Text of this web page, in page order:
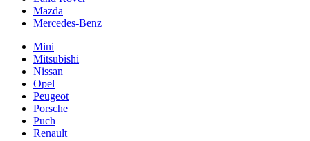
Mazda
Mercedes-Benz
Mini
Mitsubishi
Nissan
Opel
Peugeot
Porsche
Puch
Renault